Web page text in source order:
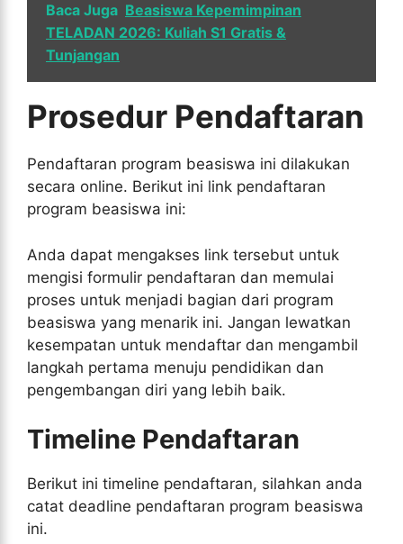
Baca Juga Beasiswa Kepemimpinan
TELADAN 2026: Kuliah S1 Gratis &
Tunjangan
Prosedur Pendaftaran
Pendaftaran program beasiswa ini dilakukan
secara online. Berikut ini link pendaftaran
program beasiswa ini:
Anda dapat mengakses link tersebut untuk
mengisi formulir pendaftaran dan memulai
proses untuk menjadi bagian dari program
beasiswa yang menarik ini. Jangan lewatkan
kesempatan untuk mendaftar dan mengambil
langkah pertama menuju pendidikan dan
pengembangan diri yang lebih baik.
Timeline Pendaftaran
Berikut ini timeline pendaftaran, silahkan anda
catat deadline pendaftaran program beasiswa
ini.